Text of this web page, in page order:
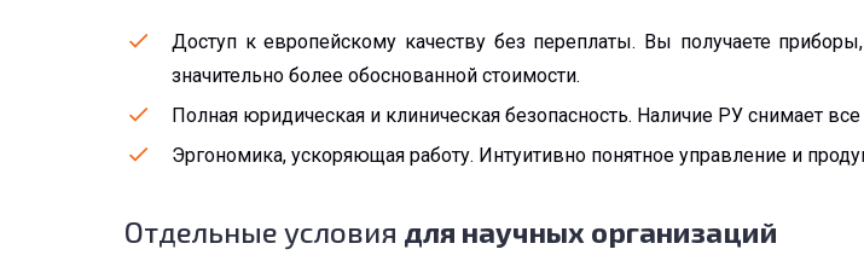
Доступ к европейскому качеству без переплаты. Вы получаете
значительно более обоснованной стоимости.
Полная юридическая и клиническая безопасность. Наличие РУ снимает
Эргономика, ускоряющая работу. Интуитивно понятное управление и
Отдельные условия для научных организаций